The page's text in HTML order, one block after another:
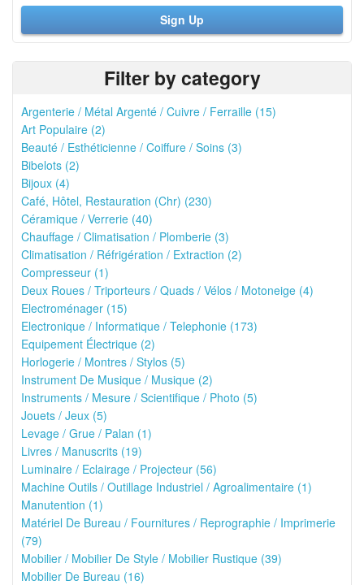
Sign Up
Filter by category
Argenterie / Métal Argenté / Cuivre / Ferraille (15)
Art Populaire (2)
Beauté / Esthéticienne / Coiffure / Soins (3)
Bibelots (2)
Bijoux (4)
Café, Hôtel, Restauration (Chr) (230)
Céramique / Verrerie (40)
Chauffage / Climatisation / Plomberie (3)
Climatisation / Réfrigération / Extraction (2)
Compresseur (1)
Deux Roues / Triporteurs / Quads / Vélos / Motoneige (4)
Electroménager (15)
Electronique / Informatique / Telephonie (173)
Equipement Électrique (2)
Horlogerie / Montres / Stylos (5)
Instrument De Musique / Musique (2)
Instruments / Mesure / Scientifique / Photo (5)
Jouets / Jeux (5)
Levage / Grue / Palan (1)
Livres / Manuscrits (19)
Luminaire / Eclairage / Projecteur (56)
Machine Outils / Outillage Industriel / Agroalimentaire (1)
Manutention (1)
Matériel De Bureau / Fournitures / Reprographie / Imprimerie
(79)
Mobilier / Mobilier De Style / Mobilier Rustique (39)
Mobilier De Bureau (16)